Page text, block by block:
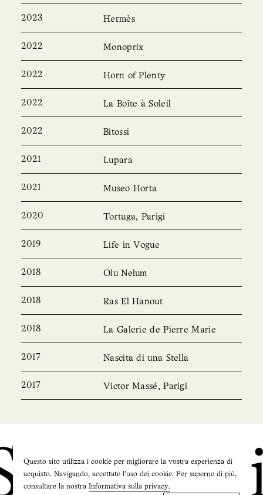
2023 Hermès
2022 Monoprix
2022 Horn of Plenty
2022 La Boîte à Soleil
2022 Bitossi
2021 Lupara
2021 Museo Horta
2020 Tortuga, Parigi
2019 Life in Vogue
2018 Olu Nelum
2018 Ras El Hanout
2018 La Galerie de Pierre Marie
2017 Nascita di una Stella
2017 Victor Massé, Parigi
Questo sito utilizza i cookie per migliorare la vostra esperienza di
acquisto. Navigando, accettate l'uso dei cookie. Per saperne di più,
consultare la nostra Informativa sulla privacy.